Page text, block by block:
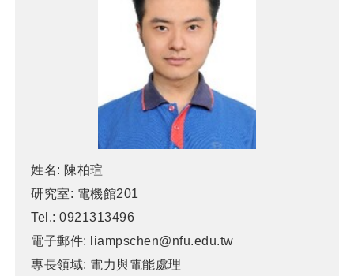
姓名: 陳柏瑄
研究室: 電機館201
Tel.: 0921313496
電子郵件:
liampschen@nfu.edu.tw
專長領域: 電力與電能處理